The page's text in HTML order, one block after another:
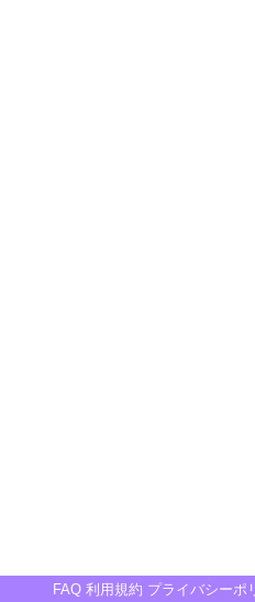
FAQ 利用規約 プライバシーポ